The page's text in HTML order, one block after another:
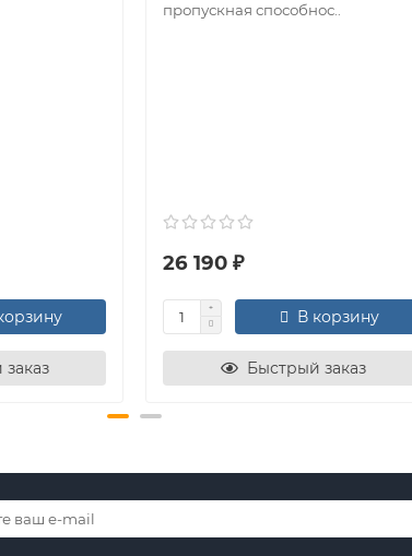
пропускная способнос..
26 190 ₽
В корзину
Быстрый заказ